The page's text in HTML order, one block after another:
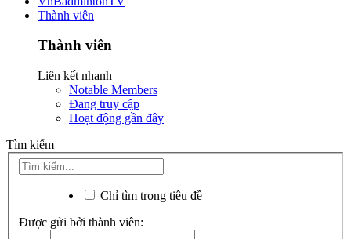
Thành viên
Thành viên
Liên kết nhanh
Notable Members
Đang truy cập
Hoạt động gần đây
Tìm kiếm
Chỉ tìm trong tiêu đề
Được gửi bởi thành viên: